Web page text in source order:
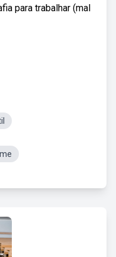
para trabalhar (mal